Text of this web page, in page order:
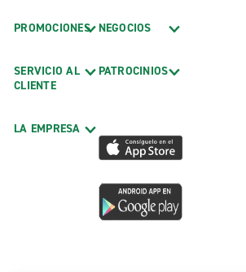
PROMOCIONES
SERVICIO AL
CLIENTE
LA EMPRESA
NEGOCIOS
PATROCINIOS